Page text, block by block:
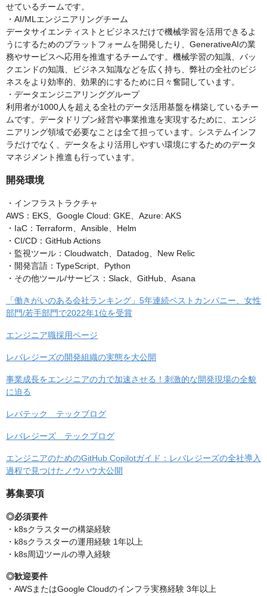
せているチームです。
・AI/MLエンジニアリングチーム
データサイエンティストとビジネスだけで機械学習を活用できるよ
うにするためのプラットフォームを開発したり、GenerativeAIの業
務やサービスへ応用を推進するチームです。機械学習の知識、バッ
クエンドの知識、ビジネス知識などを広く持ち、弊社の全社のビジ
ネスをより効率的、効果的にするために日々奮闘しています。
・データエンジニアリンググループ
利用者が1000人を超える全社のデータ活用基盤を構築しているチー
ムです。データドリブン経営や事業推進を実現するために、エンジ
ニアリング領域で必要なことは全て担っています。システムインフ
ラだけでなく、データをより活用しやすい環境にするためのデータ
マネジメント推進も行っています。
開発環境
・インフラストラクチャ
AWS：EKS、Google Cloud: GKE、Azure: AKS
・IaC：Terraform、Ansible、Helm
・CI/CD：GitHub Actions
・監視ツール：Cloudwatch、Datadog、New Relic
・開発言語：TypeScript、Python
・その他ツール/サービス：Slack、GitHub、Asana
「働きがいのある会社ランキング」5年連続ベストカンパニー、女性
部門/若手部門で2022年1位を受賞
エンジニア職採用ページ
レバレジーズの開発組織の実態を大公開
事業成長をエンジニアの力で加速させる！刺激的な開発現場の全貌
に迫る
レバテック テックブログ
レバレジーズ テックブログ
エンジニアのためのGitHub Copilotガイド：レバレジーズの全社導入
過程で見つけたノウハウ大公開
募集要項
◎必須要件
・k8sクラスターの構築経験
・k8sクラスターの運用経験 1年以上
・k8s周辺ツールの導入経験
◎歓迎要件
・AWSまたはGoogle Cloudのインフラ実務経験 3年以上